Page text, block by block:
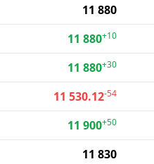
11 880
11 880+10
11 880+30
11 530.12-54
11 900+50
11 830